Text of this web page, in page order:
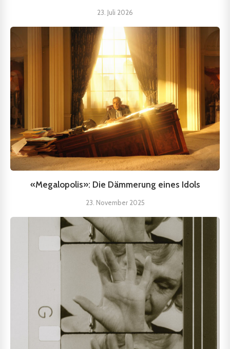
23. Juli 2026
«Megalopolis»: Die Dämmerung eines Idols
23. November 2025